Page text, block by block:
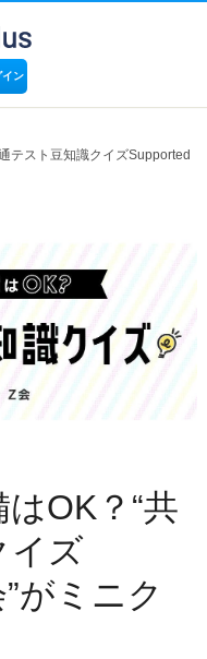
ン
テスト豆知識クイズSupported
OK？“共
イズ
がミニク